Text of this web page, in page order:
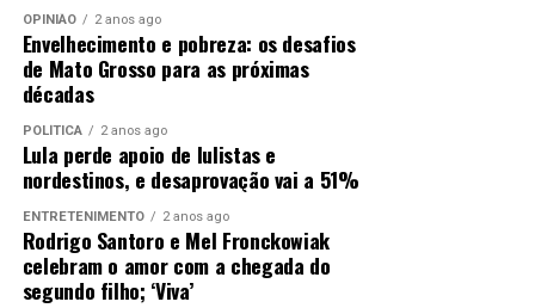
OPINIÃO 2 anos ago
Envelhecimento e pobreza: os desafios
de Mato Grosso para as próximas
décadas
POLÍTICA 2 anos ago
Lula perde apoio de lulistas e
nordestinos, e desaprovação vai a 51%
ENTRETENIMENTO 2 anos ago
Rodrigo Santoro e Mel Fronckowiak
celebram o amor com a chegada do
segundo filho; ‘Viva’